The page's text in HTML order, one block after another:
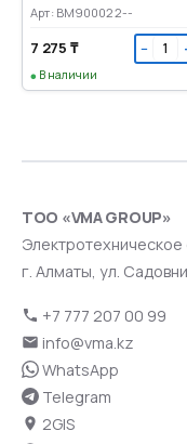
Арт: BM900022--
7 275 ₸ −
В наличии
ТОО «VMA GROUP»
г. Алматы, ул.
+7 777 207 00 99
info@vma.kz
WhatsApp
Telegram
2GIS